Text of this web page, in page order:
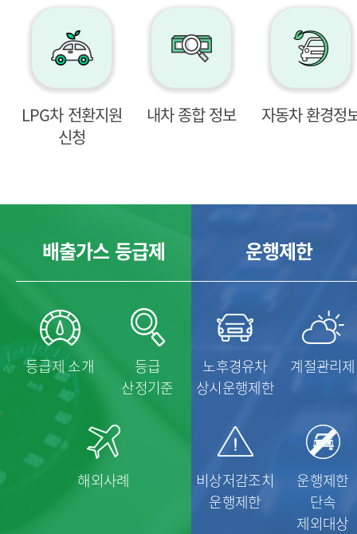
LPG차 전환지원
신청
내차 종합 정보 자동차 환경정
배출가스 등급제
등급제 소개
등급
산정기준
해외사례
운행제한
노후경유차
상시운행제한
계절관리제
비상저감조치
운행제한
운행제한
단속
제외대상